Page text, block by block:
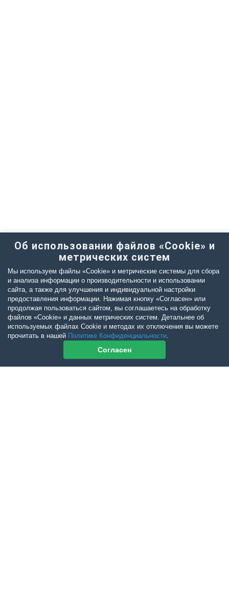
Об использовании файлов «Cookie» и
метрических систем
Мы используем файлы «Cookie» и метрические системы для сбора
и анализа информации о производительности и использовании
сайта, а также для улучшения и индивидуальной настройки
предоставления информации. Нажимая кнопку «Согласен» или
продолжая пользоваться сайтом, вы соглашаетесь на обработку
файлов «Cookie» и данных метрических систем. Детальнее об
используемых файлах Cookie и методах их отключения вы можете
прочитать в нашей Политике Конфиденциальности.
Согласен